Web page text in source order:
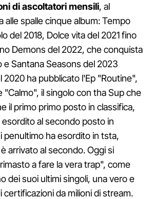
di ascoltatori mensili, al
alle spalle cinque album: Tempo
del 2018, Dolce vita del 2021 fino
Demons del 2022, che conquista
e Santana Seasons del 2023
ha pubblicato l'Ep "Routine",
"Calmo", il singolo con tha Sup che
il primo primo posto in classifica,
al secondo posto in
penultimo ha esordito in tsta,
arrivato al secondo. Oggi si
a fare la vera trap", come
dei suoi ultimi singoli, una vero e
certificazioni da milioni di stream.